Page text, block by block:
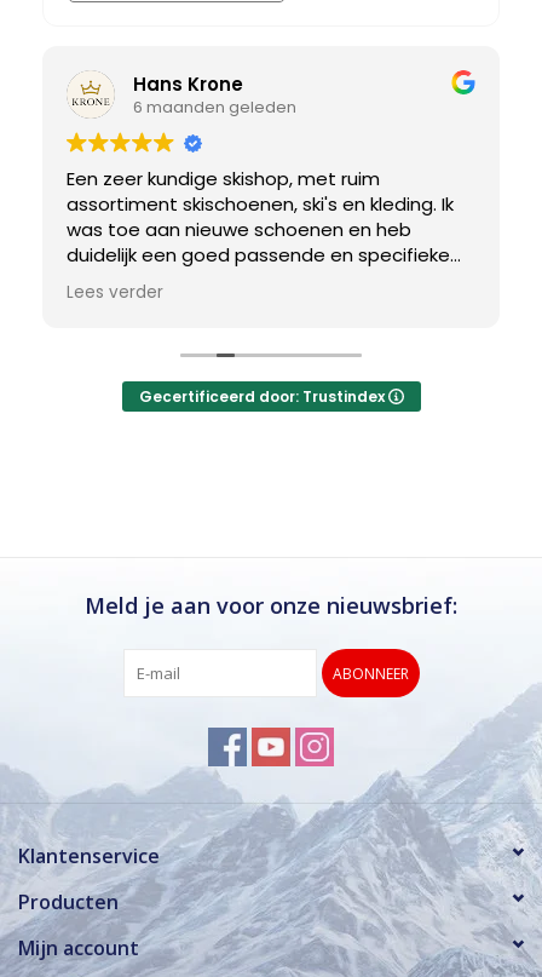
Hans Krone
6 maanden geleden
Een zeer kundige skishop, met ruim
assortiment skischoenen, ski's en kleding. Ik
was toe aan nieuwe schoenen en heb
duidelijk een goed passende en specifieke
breedtemaat nodig. Er werd uitgebreid de
tijd genomen om de juiste schoen te vinden.
gevonden, waar met een paar kleine
aanpassing het perfecte model van werd
gemaakt.
Lees verder
Gecertificeerd door: Trustindex
Meld je aan voor onze nieuwsbrief:
ABONNEER
Klantenservice
Producten
Mijn account